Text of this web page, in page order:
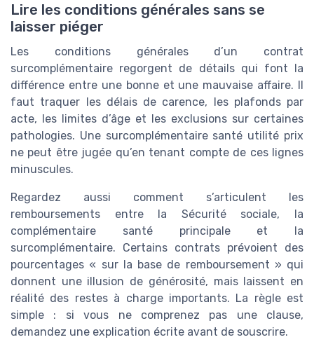
Lire les conditions générales sans se
laisser piéger
Les conditions générales d’un contrat
surcomplémentaire regorgent de détails qui font la
différence entre une bonne et une mauvaise affaire. Il
faut traquer les délais de carence, les plafonds par
acte, les limites d’âge et les exclusions sur certaines
pathologies. Une surcomplémentaire santé utilité prix
ne peut être jugée qu’en tenant compte de ces lignes
minuscules.
Regardez aussi comment s’articulent les
remboursements entre la Sécurité sociale, la
complémentaire santé principale et la
surcomplémentaire. Certains contrats prévoient des
pourcentages « sur la base de remboursement » qui
donnent une illusion de générosité, mais laissent en
réalité des restes à charge importants. La règle est
simple : si vous ne comprenez pas une clause,
demandez une explication écrite avant de souscrire.